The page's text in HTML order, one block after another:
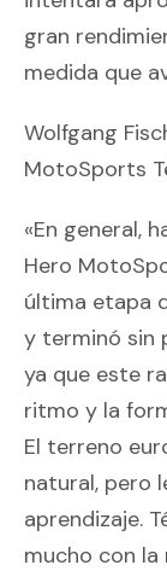
gran
medida que
Wolfgang
MotoSports
«En general,
Hero
última etapa
y terminó sin
ya que este
ritmo y la
El terreno
natural, pero
aprendizaje.
mucho con